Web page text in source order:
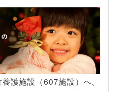
護施設（607施設）へ、